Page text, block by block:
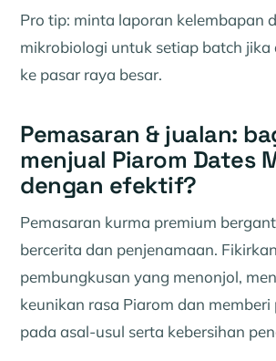
Pro tip: minta laporan kelembapan
mikrobiologi untuk setiap batch jika
ke pasar raya besar.
Pemasaran & jualan:
menjual Piarom Dates
dengan efektif?
Pemasaran kurma premium
bercerita dan penjenamaan. Fikirkan
pembungkusan yang menonjol,
keunikan rasa Piarom dan memberi
pada asal-usul serta kebersihan